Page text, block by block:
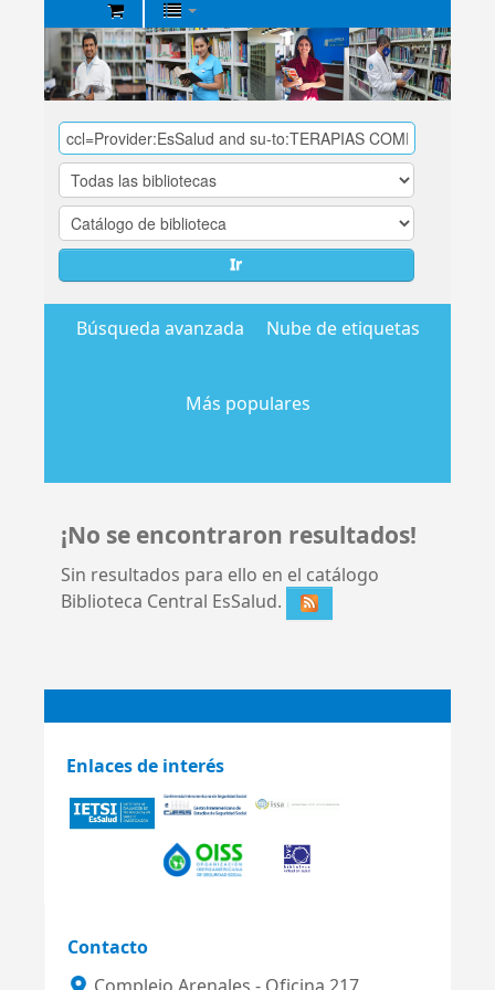
Biblioteca
Central
EsSalud
Ir
Búsqueda avanzada Nube de etiquetas
Más populares
¡No se encontraron resultados!
Sin resultados para ello en el catálogo
Biblioteca Central EsSalud.
Enlaces de interés
Contacto